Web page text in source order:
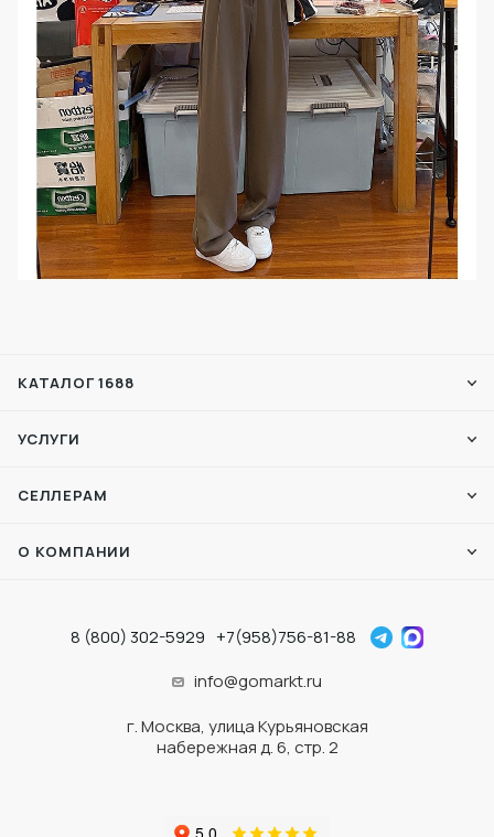
КАТАЛОГ 1688
УСЛУГИ
СЕЛЛЕРАМ
О КОМПАНИИ
8 (800) 302-5929 +7(958)756-81-88
info@gomarkt.ru
г. Москва, улица Курьяновская
набережная д. 6, стр. 2